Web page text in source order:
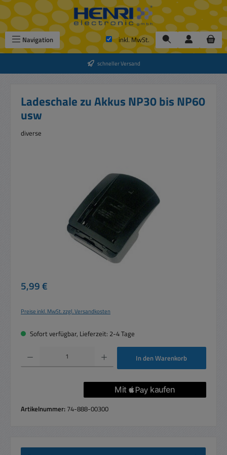
Zum Hauptinhalt springen
Navigation inkl. MwSt.
schneller Versand
Ladeschale zu Akkus NP30 bis NP60
usw
diverse
Regulärer Preis:
5,99 €
Preise inkl. MwSt. zzgl. Versandkosten
Sofort verfügbar, Lieferzeit: 2-4 Tage
Produkt Anzahl: Gib den gewünschten Wert ein oder benutze die Schaltflächen um
In den Warenkorb
Artikelnummer: 74-888-00300